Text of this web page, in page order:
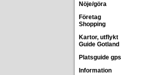
Nöje/göra
Företag
Shopping
Kartor, utflykt
Guide Gotland
Platsguide gps
Information